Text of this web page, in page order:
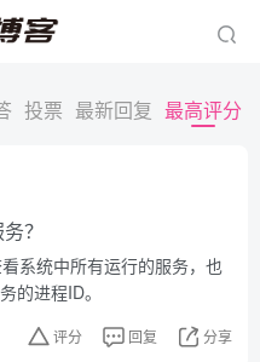
投票 最新回复 最高评分
？
系统中所有运行的服务，也
的进程ID。
评分 回复 分享